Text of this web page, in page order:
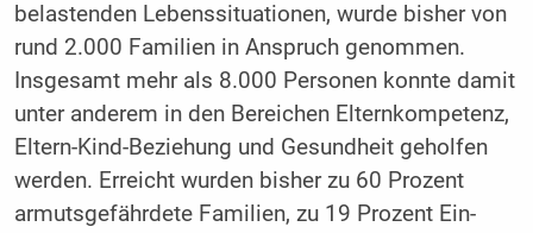
belastenden Lebenssituationen, wurde bisher von
rund 2.000 Familien in Anspruch genommen.
Insgesamt mehr als 8.000 Personen konnte damit
unter anderem in den Bereichen Elternkompetenz,
Eltern-Kind-Beziehung und Gesundheit geholfen
werden. Erreicht wurden bisher zu 60 Prozent
armutsgefährdete Familien, zu 19 Prozent Ein-